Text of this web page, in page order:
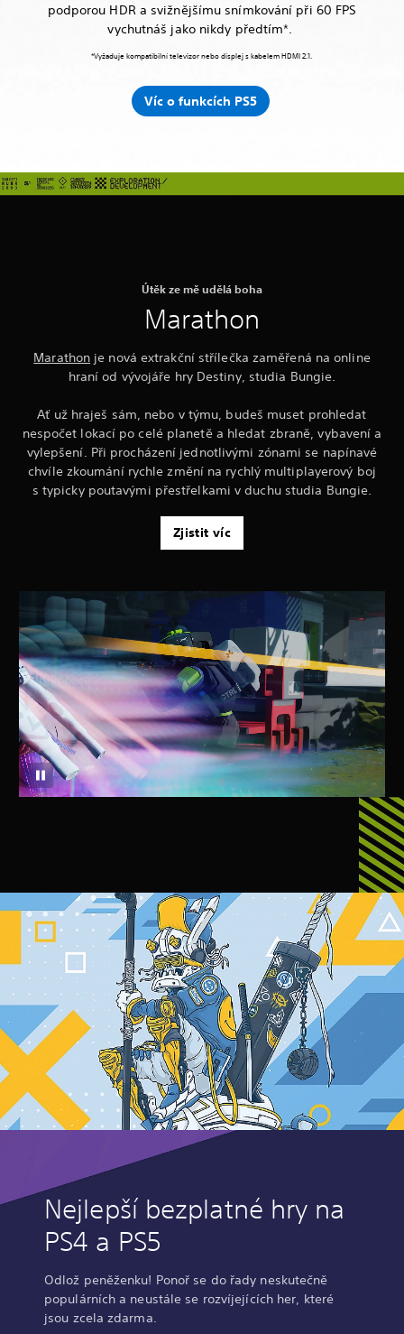
podporou HDR a svižnějšímu snímkování při 60 FPS
vychutnáš jako nikdy předtím*.
*Vyžaduje kompatibilní televizor nebo displej s kabelem HDMI 2.1.
Víc o funkcích PS5
Útěk ze mě udělá boha
Marathon
Marathon je nová extrakční střílečka zaměřená na online
hraní od vývojáře hry Destiny, studia Bungie.
Ať už hraješ sám, nebo v týmu, budeš muset prohledat
nespočet lokací po celé planetě a hledat zbraně, vybavení a
vylepšení. Při procházení jednotlivými zónami se napínavé
chvíle zkoumání rychle změní na rychlý multiplayerový boj
s typicky poutavými přestřelkami v duchu studia Bungie.
Zjistit víc
Nejlepší bezplatné hry na
PS4 a PS5
Odlož peněženku! Ponoř se do řady neskutečně
populárních a neustále se rozvíjejících her, které
jsou zcela zdarma.